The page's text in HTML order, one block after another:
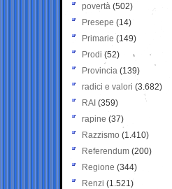
povertà (502)
Presepe (14)
Primarie (149)
Prodi (52)
Provincia (139)
radici e valori (3.682)
RAI (359)
rapine (37)
Razzismo (1.410)
Referendum (200)
Regione (344)
Renzi (1.521)